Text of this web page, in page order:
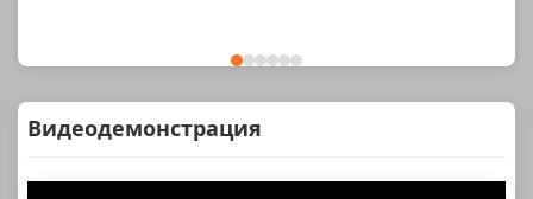
Видеодемонстрация